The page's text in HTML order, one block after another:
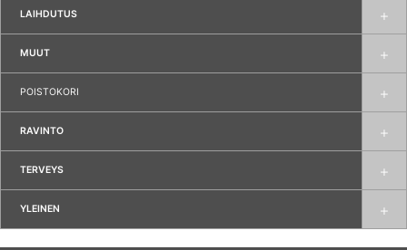
LAIHDUTUS
MUUT
POISTOKORI
RAVINTO
TERVEYS
YLEINEN